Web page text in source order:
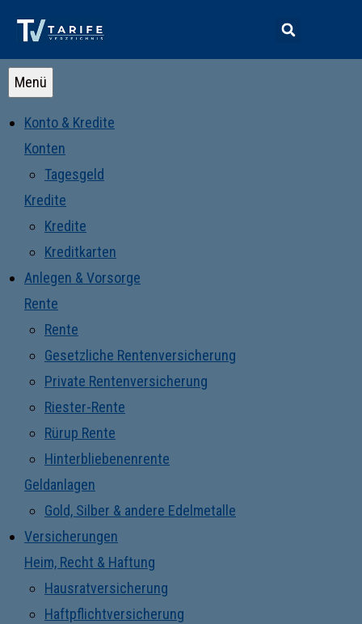
Menü
Konto & Kredite
Konten
Tagesgeld
Kredite
Kredite
Kreditkarten
Anlegen & Vorsorge
Rente
Rente
Gesetzliche Rentenversicherung
Private Rentenversicherung
Riester-Rente
Rürup Rente
Hinterbliebenenrente
Geldanlagen
Gold, Silber & andere Edelmetalle
Versicherungen
Heim, Recht & Haftung
Hausratversicherung
Haftpflichtversicherung